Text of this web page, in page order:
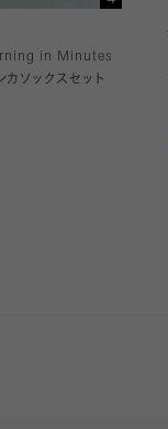
in Minutes
カソックスセット